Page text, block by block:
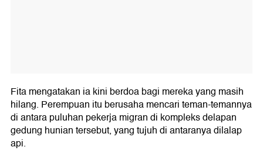
Fita mengatakan ia kini berdoa bagi mereka yang masih
hilang. Perempuan itu berusaha mencari teman-temannya
di antara puluhan pekerja migran di kompleks delapan
gedung hunian tersebut, yang tujuh di antaranya dilalap
api.